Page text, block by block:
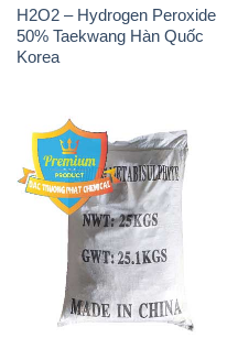
H2O2 – Hydrogen Peroxide
50% Taekwang Hàn Quốc
Korea